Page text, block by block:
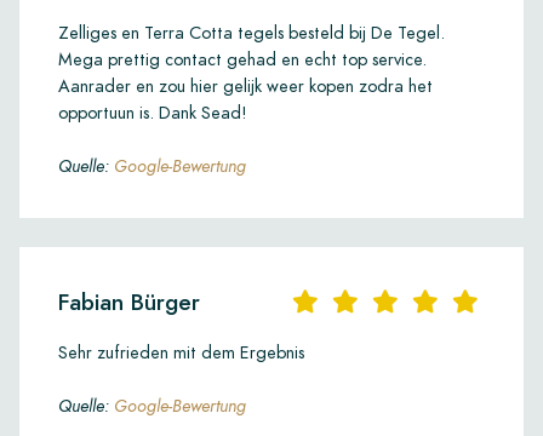
Zelliges en Terra Cotta tegels besteld bij De Tegel.
Mega prettig contact gehad en echt top service.
Aanrader en zou hier gelijk weer kopen zodra het
opportuun is. Dank Sead!
Quelle: Google-Bewertung
Fabian Bürger
Sehr zufrieden mit dem Ergebnis
Quelle: Google-Bewertung